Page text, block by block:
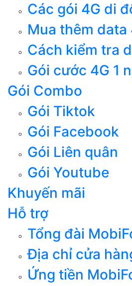
Các gói 4G di
Mua thêm data
Cách kiểm tra
Gói cước 4G 1
Gói Combo
Gói Tiktok
Gói Facebook
Gói Liên quân
Gói Youtube
Khuyến mãi
Hỗ trợ
Tổng đài
Địa chỉ cửa
Ứng tiền